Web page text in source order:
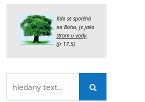
Kdo se spoléhá
na Boha, je jako
strom u vody.
(Jr 17,5)